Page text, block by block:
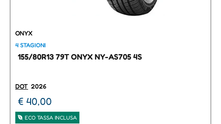
ONYX
4 STAGIONI
155/80R13 79T ONYX NY-AS705 4S
DOT 2026
€ 40,00
ECO TASSA INCLUSA